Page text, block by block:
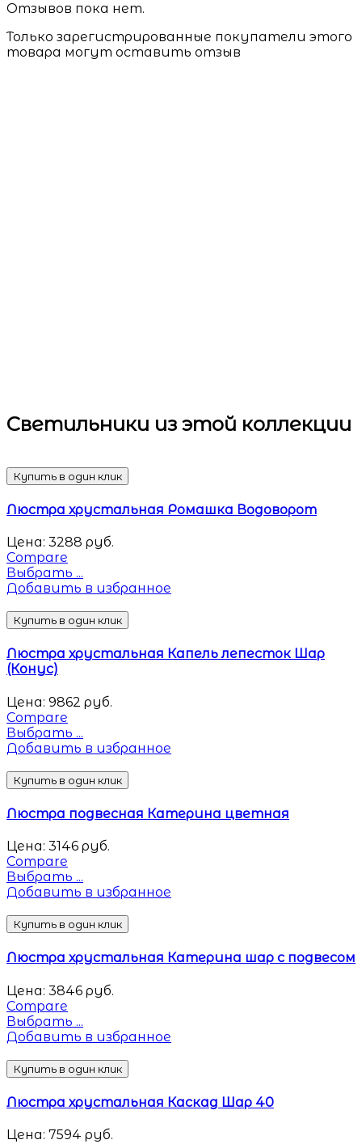
Отзывов пока нет.
Только зарегистрированные покупатели этого
товара могут оставить отзыв
Светильники из этой коллекции
Купить в один клик
Люстра хрустальная Ромашка Водоворот
Цена: 3288 руб.
Compare
Выбрать ...
Добавить в избранное
Купить в один клик
Люстра хрустальная Капель лепесток Шар
(Конус)
Цена: 9862 руб.
Compare
Выбрать ...
Добавить в избранное
Купить в один клик
Люстра подвесная Катерина цветная
Цена: 3146 руб.
Compare
Выбрать ...
Добавить в избранное
Купить в один клик
Люстра хрустальная Катерина шар с подвесом
Цена: 3846 руб.
Compare
Выбрать ...
Добавить в избранное
Купить в один клик
Люстра хрустальная Каскад Шар 40
Цена: 7594 руб.